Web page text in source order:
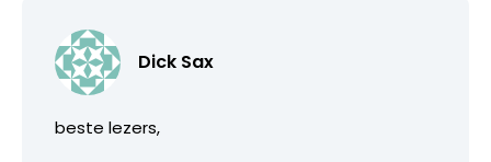
Dick Sax
beste lezers,